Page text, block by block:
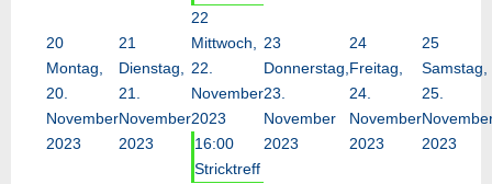
20
Montag,
20.
November
2023
21
Dienstag,
21.
November
2023
22
Mittwoch,
22.
November
2023
16:00
Stricktreff
23
Donnerstag,
23.
November
2023
24
Freitag,
24.
November
2023
25
Samstag,
25.
2023